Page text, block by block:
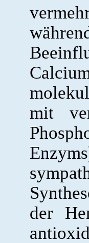
mit
der